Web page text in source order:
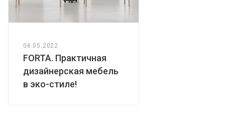
06.05.2022
FORTA. Практичная
дизайнерская мебель
в эко-стиле!